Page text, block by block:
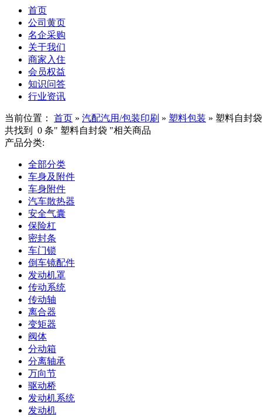
首页
公司黄页
名企采购
关于我们
商家入住
会员权益
知识问答
行业资讯
当前位置： 首页 » 汽配汽用/包装印刷 » 塑料包装 » 塑料自封袋
共找到
0 条" 塑料自封袋 "相关商品
产品分类:
全部分类
车身及附件
车身附件
汽车散热器
安全气囊
保险杠
密封条
车门锁
倒车镜配件
发动机罩
传动系统
传动轴
离合器
变矩器
阀体
分动箱
分离轴承
万向节
驱动桥
发动机系统
发动机